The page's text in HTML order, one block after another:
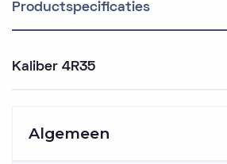
Productspecificaties
Kaliber 4R35
Algemeen